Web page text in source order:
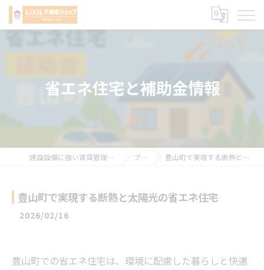
省エネ住宅と補助金情報
建設設備に強い賃貸管理会社 株式会社sqced ブログ 豊山町で実現する断熱と太陽光の省エネ住宅
豊山町で実現する断熱と太陽光の省エネ住宅
2026/02/16
豊山町での省エネ住宅は、環境に配慮した暮らしと快適